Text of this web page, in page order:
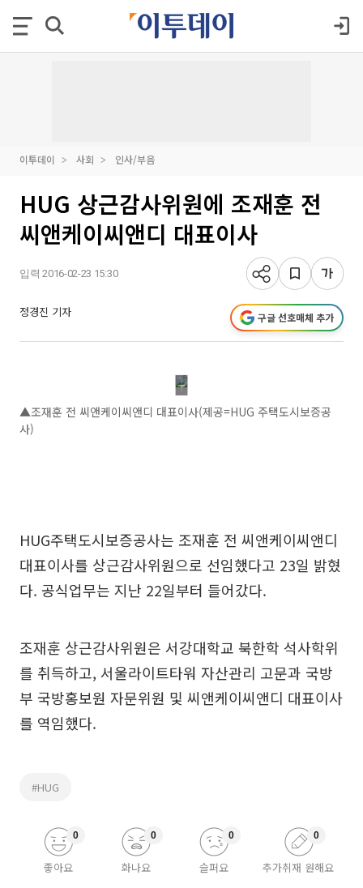
이투데이 사회 인사/부음
HUG 상근감사위원에 조재훈 전
씨앤케이씨앤디 대표이사
입력 2016-02-23 15:30
정경진 기자 구글 선호매체 추가
▲조재훈 전 씨앤케이씨앤디 대표이사(제공=HUG 주택도시보증공
사)
HUG주택도시보증공사는 조재훈 전 씨앤케이씨앤디
대표이사를 상근감사위원으로 선임했다고 23일 밝혔
다. 공식업무는 지난 22일부터 들어갔다.
조재훈 상근감사위원은 서강대학교 북한학 석사학위
를 취득하고, 서울라이트타워 자산관리 고문과 국방
부 국방홍보원 자문위원 및 씨앤케이씨앤디 대표이사
를 역임했다.
#HUG
좋아요
0
화나요
0
슬퍼요
0
추가취재 원해요
0